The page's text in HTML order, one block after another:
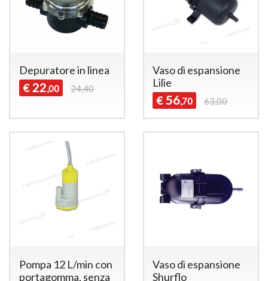
Depuratore in linea
€ 22,00 24,40
Vaso di espansione
Lilie
€ 56,70 63,00
Pompa 12 L/min con
portagomma, senza
Vaso di espansione
Shurflo